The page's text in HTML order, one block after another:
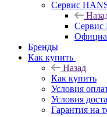
Сервис
Сервис
Бренды
Как купить
Назад
Как купить
Условия
Условия
Гарантия на